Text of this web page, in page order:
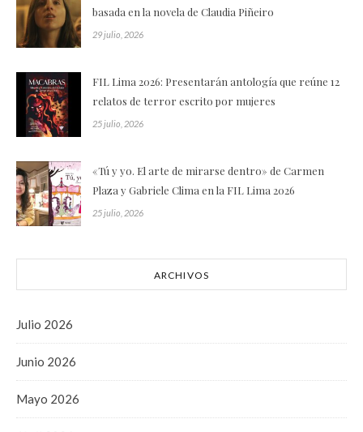
basada en la novela de Claudia Piñeiro
29 julio, 2026
FIL Lima 2026: Presentarán antología que reúne 12
relatos de terror escrito por mujeres
25 julio, 2026
«Tú y yo. El arte de mirarse dentro» de Carmen
Plaza y Gabriele Clima en la FIL Lima 2026
25 julio, 2026
ARCHIVOS
Julio 2026
Junio 2026
Mayo 2026